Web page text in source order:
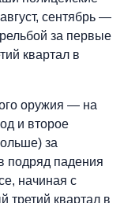
сентябрь —
за первые
квартал в
оружия — на
и второе
за
подряд падения
начиная с
третий квартал в